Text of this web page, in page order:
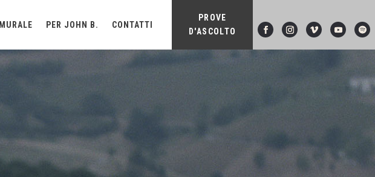
MURALE PER JOHN B. CONTATTI
PROVE
D'ASCOLTO